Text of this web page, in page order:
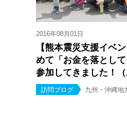
2016年08月01日
【熊本震災支援イベ
めて「お金を落とし
参加してきました！（
訪問ブログ 九州・沖縄地